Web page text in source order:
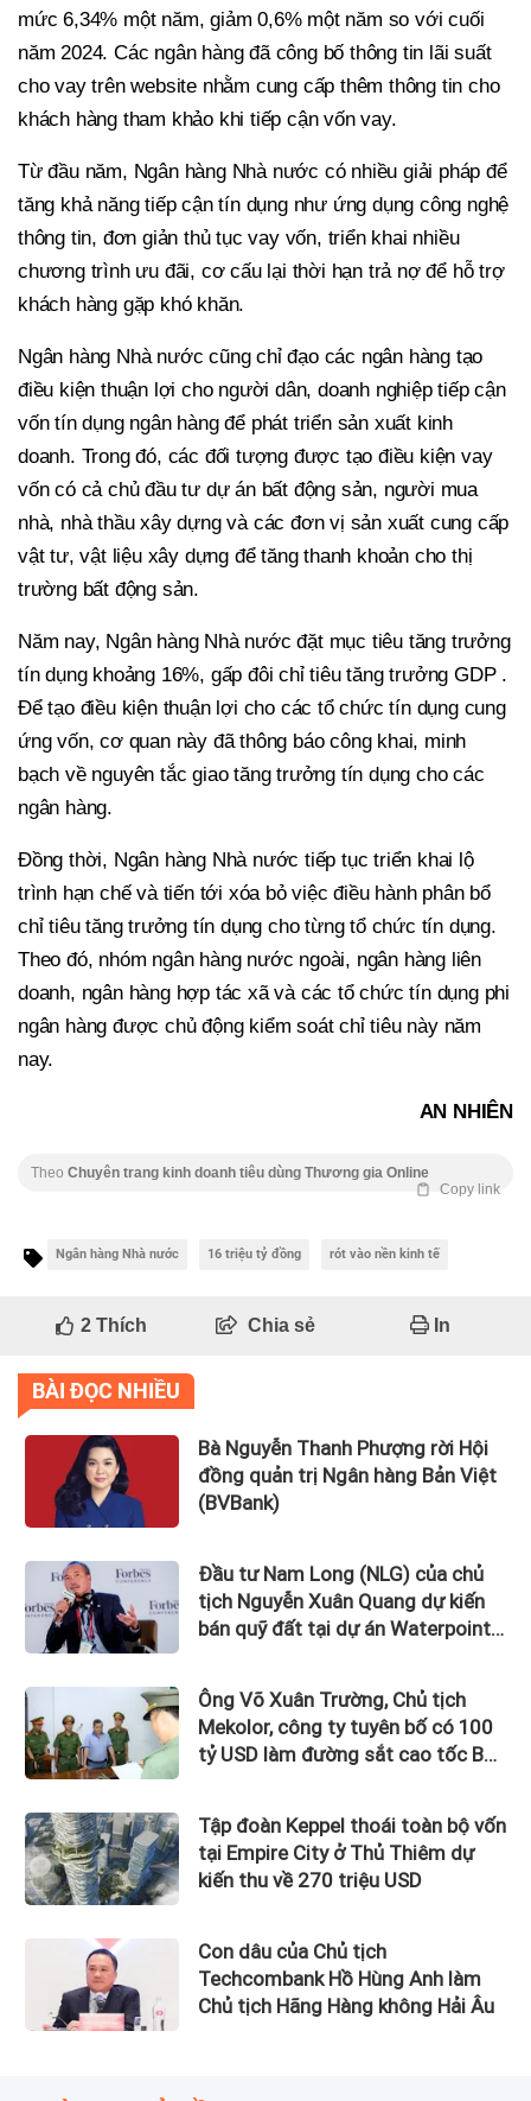
mức 6,34% một năm, giảm 0,6% một năm so với cuối
năm 2024. Các ngân hàng đã công bố thông tin lãi suất
cho vay trên website nhằm cung cấp thêm thông tin cho
khách hàng tham khảo khi tiếp cận vốn vay.
Từ đầu năm, Ngân hàng Nhà nước có nhiều giải pháp để
tăng khả năng tiếp cận tín dụng như ứng dụng công nghệ
thông tin, đơn giản thủ tục vay vốn, triển khai nhiều
chương trình ưu đãi, cơ cấu lại thời hạn trả nợ để hỗ trợ
khách hàng gặp khó khăn.
Ngân hàng Nhà nước cũng chỉ đạo các ngân hàng tạo
điều kiện thuận lợi cho người dân, doanh nghiệp tiếp cận
vốn tín dụng ngân hàng để phát triển sản xuất kinh
doanh. Trong đó, các đối tượng được tạo điều kiện vay
vốn có cả chủ đầu tư dự án bất động sản, người mua
nhà, nhà thầu xây dựng và các đơn vị sản xuất cung cấp
vật tư, vật liệu xây dựng để tăng thanh khoản cho thị
trường bất động sản.
Năm nay, Ngân hàng Nhà nước đặt mục tiêu tăng trưởng
tín dụng khoảng 16%, gấp đôi chỉ tiêu tăng trưởng GDP .
Để tạo điều kiện thuận lợi cho các tổ chức tín dụng cung
ứng vốn, cơ quan này đã thông báo công khai, minh
bạch về nguyên tắc giao tăng trưởng tín dụng cho các
ngân hàng.
Đồng thời, Ngân hàng Nhà nước tiếp tục triển khai lộ
trình hạn chế và tiến tới xóa bỏ việc điều hành phân bổ
chỉ tiêu tăng trưởng tín dụng cho từng tổ chức tín dụng.
Theo đó, nhóm ngân hàng nước ngoài, ngân hàng liên
doanh, ngân hàng hợp tác xã và các tổ chức tín dụng phi
ngân hàng được chủ động kiểm soát chỉ tiêu này năm
nay.
AN NHIÊN
Theo Chuyên trang kinh doanh tiêu dùng Thương gia Online
Copy link
Ngân hàng Nhà nước 16 triệu tỷ đồng rót vào nền kinh tế
2Thích Chia sẻ In
BÀI ĐỌC NHIỀU
Bà Nguyễn Thanh Phượng rời Hội
đồng quản trị Ngân hàng Bản Việt
(BVBank)
Đầu tư Nam Long (NLG) của chủ
tịch Nguyễn Xuân Quang dự kiến
bán quỹ đất tại dự án Waterpoint,
Ông Võ Xuân Trường, Chủ tịch
Mekolor, công ty tuyên bố có 100
tỷ USD làm đường sắt cao tốc Bắc
Tập đoàn Keppel thoái toàn bộ vốn
tại Empire City ở Thủ Thiêm dự
kiến thu về 270 triệu USD
Con dâu của Chủ tịch
Techcombank Hồ Hùng Anh làm
Chủ tịch Hãng Hàng không Hải Âu